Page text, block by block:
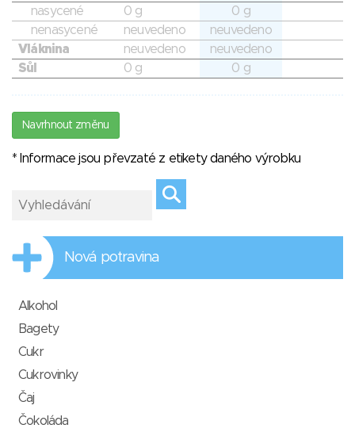
nasycené
0 g
0 g
nenasycené
neuvedeno
neuvedeno
Vláknina
neuvedeno
neuvedeno
Sůl
0 g 0 g
Navrhnout změnu
* Informace jsou převzaté z etikety daného výrobku
Nová potravina
Alkohol
Bagety
Cukr
Cukrovinky
Čaj
Čokoláda